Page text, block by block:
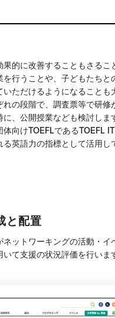
的に改善することもさるこ
を行うことや、子どもたちと
ただけるようになることも
れの段階で、調査票等で研修
に、公開授業なども検討しま
体向けTOEFLであるTOEFL
英語力の指標として活用し
と配置
ネットワーキングの活動・イ
て支援の状況評価を行いま